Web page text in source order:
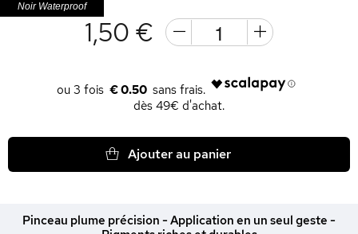
1,50 €
€ 0.50
dès 49€ d'achat.
Ajouter au panier
Pinceau plume précision - Application en un seul geste -
Noir Waterproof